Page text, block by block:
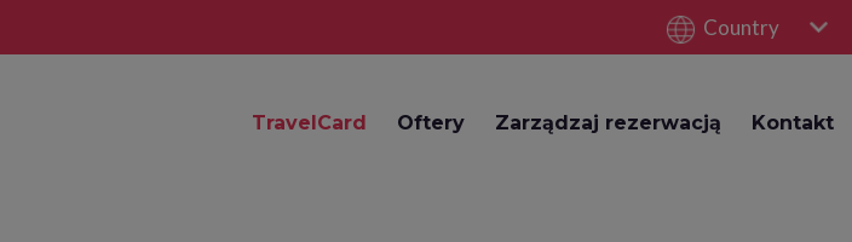
Country
TravelCard Oftery Zarządzaj rezerwacją Kontakt